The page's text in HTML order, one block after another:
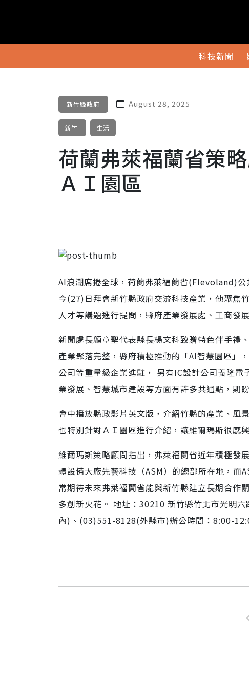
科技新聞
新竹縣政府 August 28, 2025
新竹 生活
荷蘭弗萊福蘭省策
ＡＩ園區
AI浪潮席捲全球，荷蘭弗萊福蘭省(Flevoland)
今(27)日拜會新竹縣政府交流科技產業，他聚焦
人才等議題進行提問，縣府產業發展處、工商發
新聞處長顏章聖代表縣長楊文科致贈特色伴手禮
產業聚落完整，縣府積極推動的「AI智慧園區」
公司等重量級企業進駐， 另有IC設計公司義隆
業發展、智慧城市建設等方面有許多共通點，期
會中播放縣政影片英文版，介紹竹縣的產業、
也特別針對ＡＩ園區進行介紹，讓維爾瑪斯很感
維爾瑪斯策略顧問指出，弗萊福蘭省近年積極
體設備大廠先藝科技（ASM）的總部所在地，而
常期待未來弗萊福蘭省能與新竹縣建立長期合作
多創新火花。 地址：30210 新竹縣竹北市光明
內)、(03)551-8128(外縣市)辦公時間：8:00-